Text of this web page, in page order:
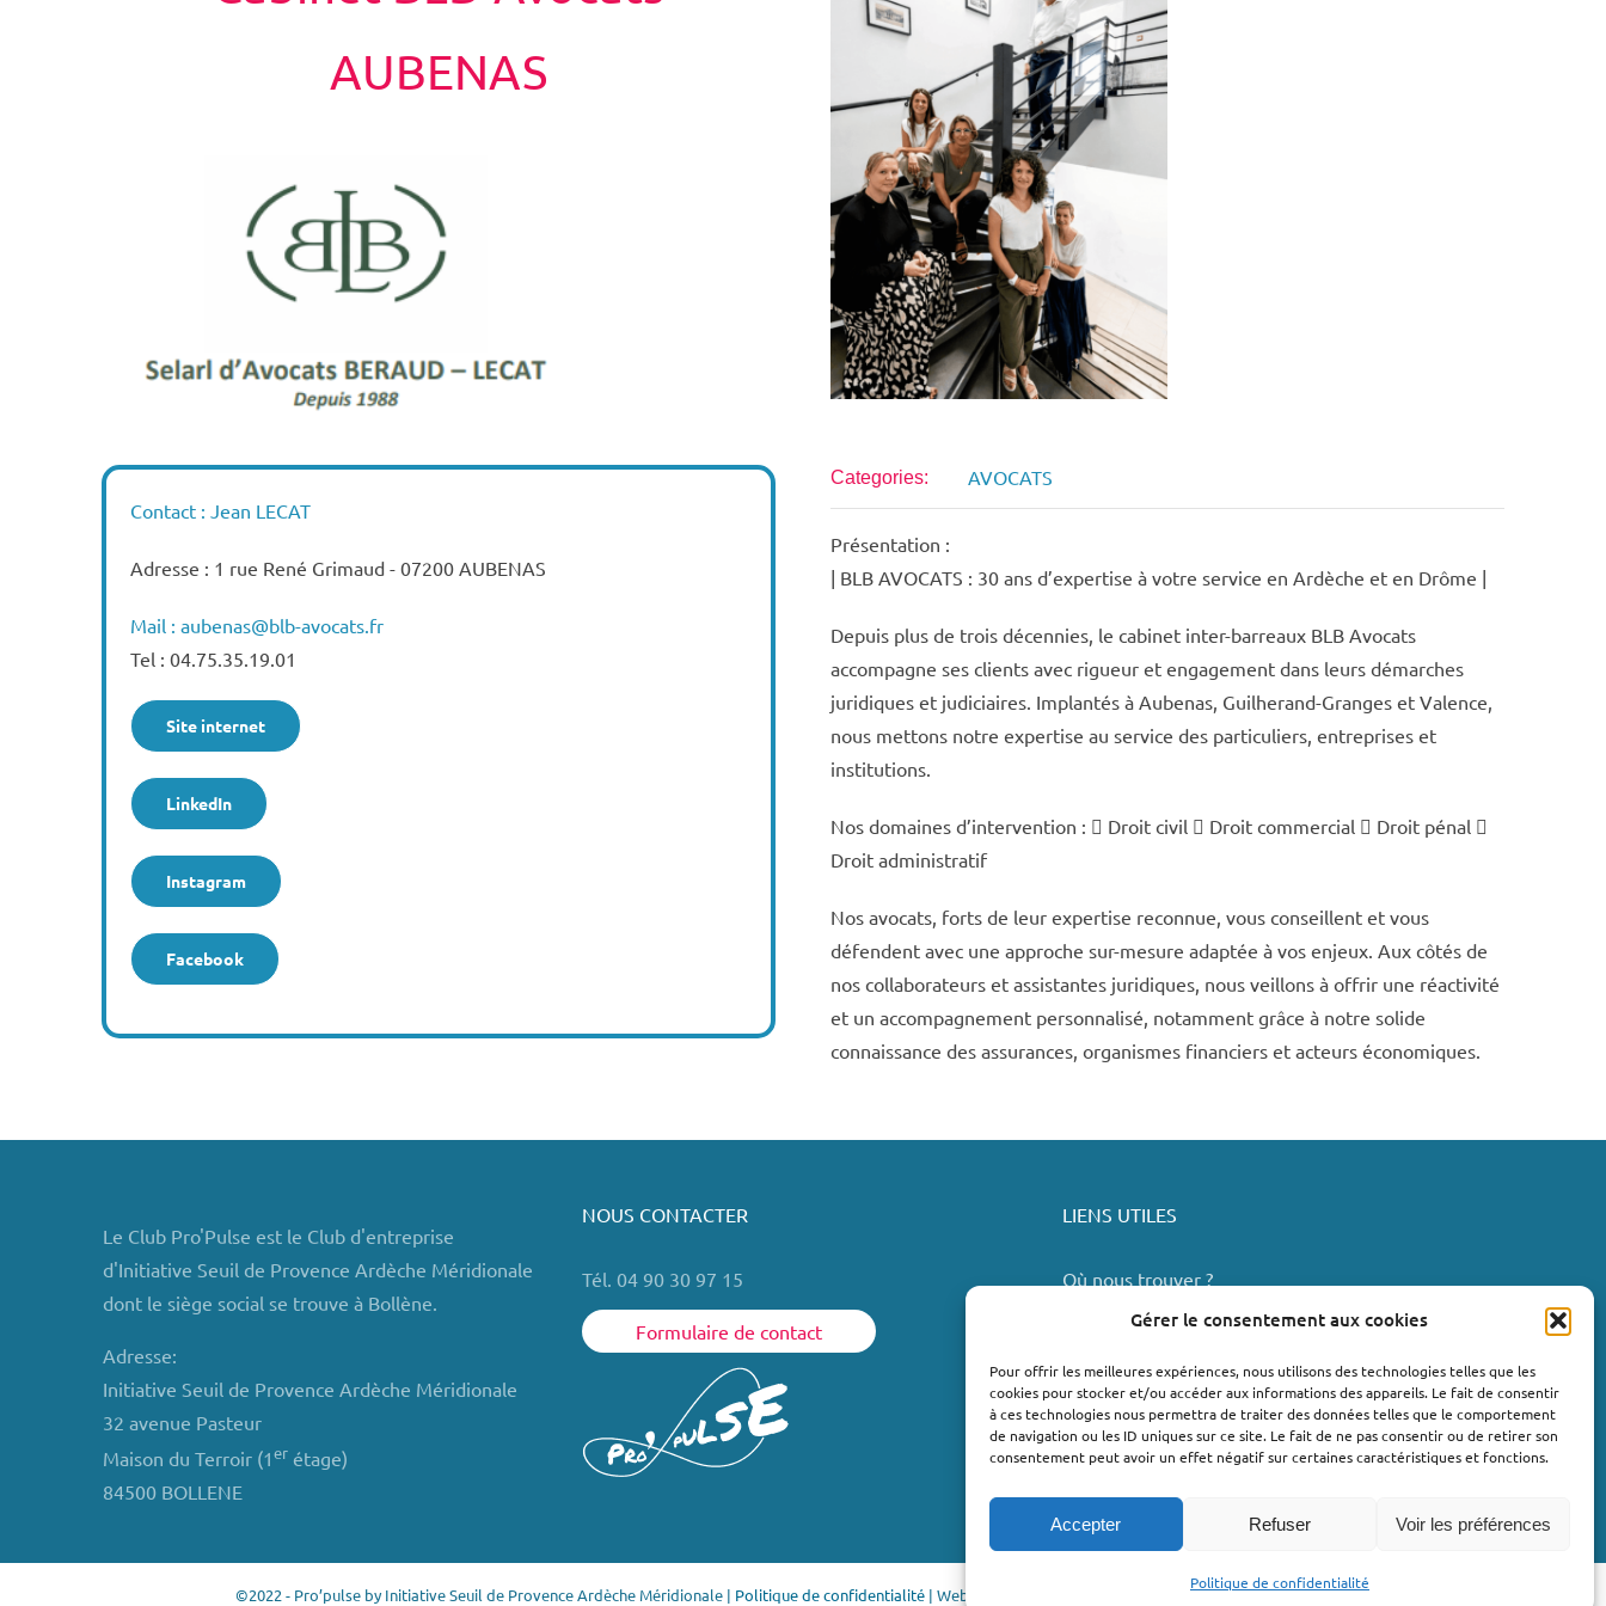
Gérer le consentement aux cookies
Pour offrir les meilleures expériences, nous utilisons des technologies telles que les
cookies pour stocker et/ou accéder aux informations des appareils. Le fait de consentir
à ces technologies nous permettra de traiter des données telles que le comportement
de navigation ou les ID uniques sur ce site. Le fait de ne pas consentir ou de retirer son
consentement peut avoir un effet négatif sur certaines caractéristiques et fonctions.
Accepter Refuser Voir les préférences
Politique de confidentialité
AUBENAS
Contact : Jean LECAT
Adresse : 1 rue René Grimaud - 07200 AUBENAS
Mail : aubenas@blb-avocats.fr
Tel : 04.75.35.19.01
Site internet
LinkedIn
Instagram
Facebook
Categories: AVOCATS
Présentation :
| BLB AVOCATS : 30 ans d’expertise à votre service en Ardèche et en Drôme |
Depuis plus de trois décennies, le cabinet inter-barreaux BLB Avocats
accompagne ses clients avec rigueur et engagement dans leurs démarches
juridiques et judiciaires. Implantés à Aubenas, Guilherand-Granges et Valence,
nous mettons notre expertise au service des particuliers, entreprises et
institutions.
Nos domaines d’intervention :  Droit civil  Droit commercial  Droit pénal 
Droit administratif
Nos avocats, forts de leur expertise reconnue, vous conseillent et vous
défendent avec une approche sur-mesure adaptée à vos enjeux. Aux côtés de
nos collaborateurs et assistantes juridiques, nous veillons à offrir une réactivité
et un accompagnement personnalisé, notamment grâce à notre solide
connaissance des assurances, organismes financiers et acteurs économiques.
Le Club Pro'Pulse est le Club d'entreprise
d'Initiative Seuil de Provence Ardèche Méridionale
dont le siège social se trouve à Bollène.
Adresse:
Initiative Seuil de Provence Ardèche Méridionale
32 avenue Pasteur
Maison du Terroir (1erétage)
84500 BOLLENE
NOUS CONTACTER
Tél. 04 90 30 97 15
Formulaire de contact
LIENS UTILES
Où nous trouver ?
Valréas
Le Teil
Lachapelle-sous-Aubenas
©2022 - Pro’pulse by Initiative Seuil de Provence Ardèche Méridionale | Politique de confidentialité | Webdesign : Globellie | Développement : Menestys Consulting